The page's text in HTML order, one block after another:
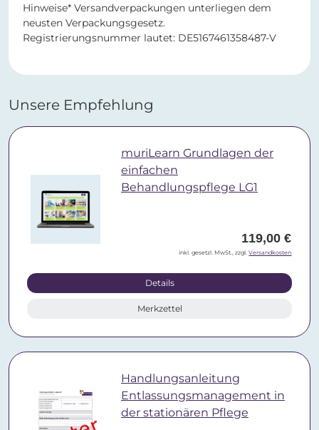
Hinweise* Versandverpackungen unterliegen dem
neusten Verpackungsgesetz.
Registrierungsnummer lautet: DE5167461358487-V
Unsere Empfehlung
muriLearn Grundlagen der
einfachen
Behandlungspflege LG1
119,00 €
inkl. gesetzl. MwSt., zzgl.Versandkosten
Details
Merkzettel
Handlungsanleitung
Entlassungsmanagement in
der stationären Pflege